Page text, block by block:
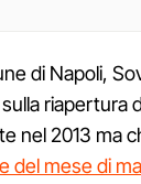
di Napoli,
riapertura
nel 2013 ma
del mese di